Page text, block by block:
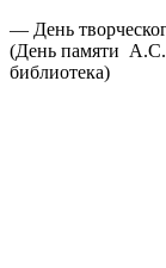
— День
(День памяти А.С.
библиотека)